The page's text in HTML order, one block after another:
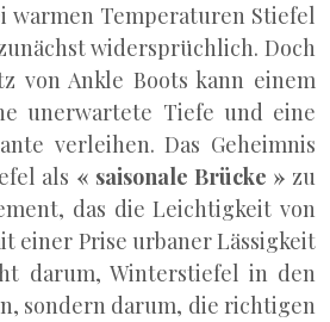
warmen Temperaturen Stiefel
widersprüchlich. Doch
von Ankle Boots kann einem
unerwartete Tiefe und eine
verleihen. Das Geheimnis
als « saisonale Brücke » zu
das die Leichtigkeit von
einer Prise urbaner Lässigkeit
darum, Winterstiefel in den
sondern darum, die richtigen